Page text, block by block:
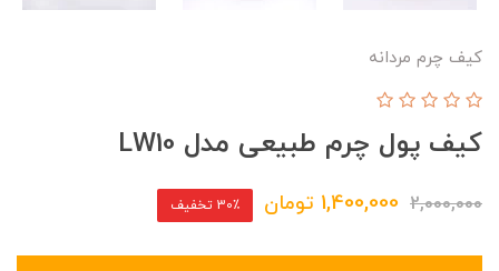
کیف چرم مردانه
کیف پول چرم طبیعی مدل LW10
2,000,000
1,400,000 تومان 30٪ تخفیف